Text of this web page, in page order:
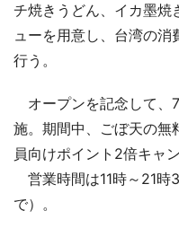
チ焼きうどん、イカ墨焼
ューを用意し、台湾の
行う。
オープンを記念して、
施。期間中、ごぼ天の無
員向けポイント2倍キャ
営業時間は11時～21時
で）。